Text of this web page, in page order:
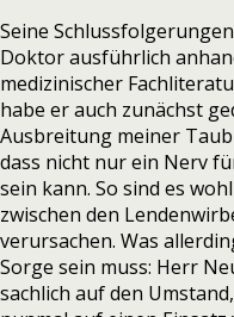
Seine
Doktor ausführlich
medizinischer
habe er auch zunächst
Ausbreitung meiner
dass nicht nur ein Nerv
sein kann. So sind es
zwischen den
verursachen. Was
Sorge sein muss: Herr
sachlich auf den